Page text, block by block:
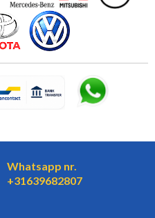
Whatsapp nr.
+31639682807